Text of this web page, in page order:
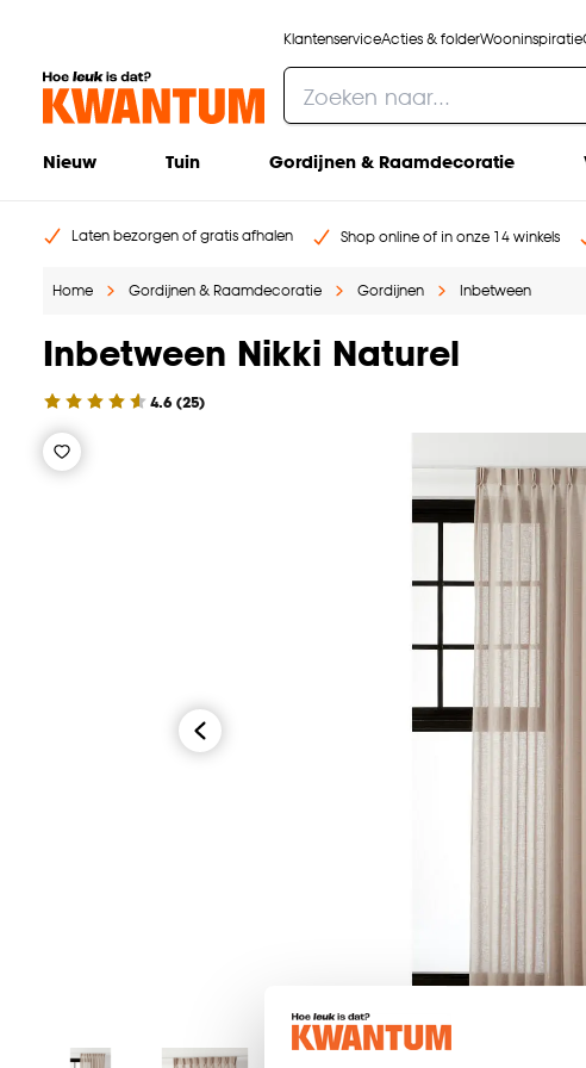
KlantenserviceActies & folderWooninspiratie
Nieuw Tuin Gordijnen & Raamdecoratie
Laten bezorgen of gratis afhalen Shop online of in onze 14 winkels
Home Gordijnen & Raamdecoratie Gordijnen Inbetween
Inbetween Nikki Naturel
4.6 (25)